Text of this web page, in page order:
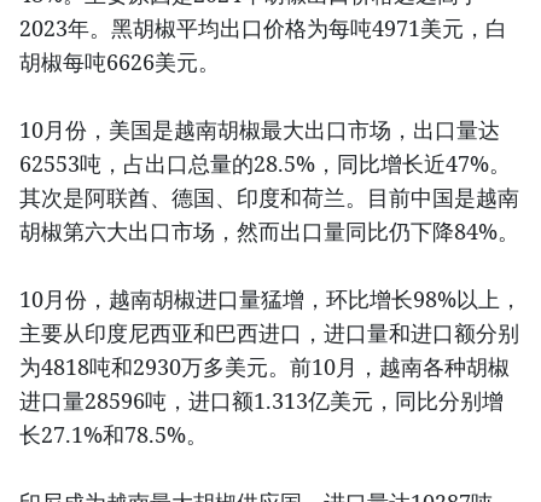
2023年。黑胡椒平均出口价格为每吨4971美元，白
胡椒每吨6626美元。
10月份，美国是越南胡椒最大出口市场，出口量达
62553吨，占出口总量的28.5%，同比增长近47%。
其次是阿联酋、德国、印度和荷兰。目前中国是越南
胡椒第六大出口市场，然而出口量同比仍下降84%。
10月份，越南胡椒进口量猛增，环比增长98%以上，
主要从印度尼西亚和巴西进口，进口量和进口额分别
为4818吨和2930万多美元。前10月，越南各种胡椒
进口量28596吨，进口额1.313亿美元，同比分别增
长27.1%和78.5%。